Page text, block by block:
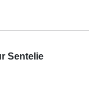
Sentelie